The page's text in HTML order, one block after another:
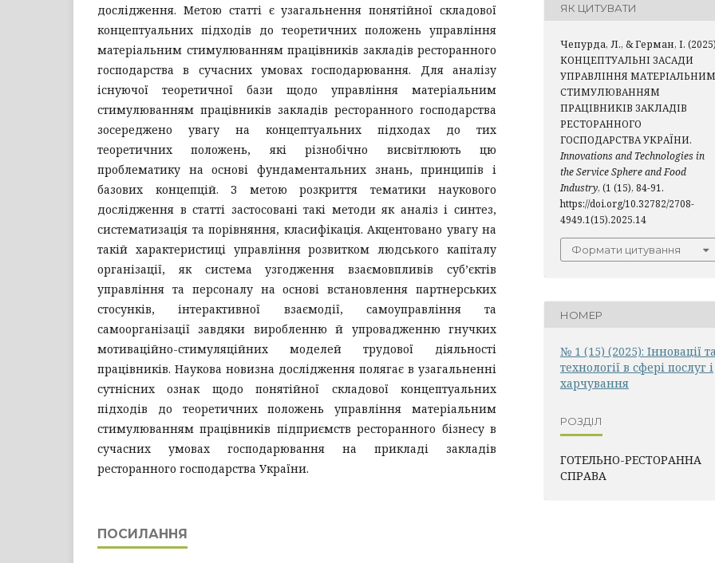
дослідження. Метою статті є узагальнення понятійної складової
концептуальних підходів до теоретичних положень управління
матеріальним стимулюванням працівників закладів ресторанного
господарства в сучасних умовах господарювання. Для аналізу
існуючої теоретичної бази щодо управління матеріальним
стимулюванням працівників закладів ресторанного господарства
зосереджено увагу на концептуальних підходах до тих
теоретичних положень, які різнобічно висвітлюють цю
проблематику на основі фундаментальних знань, принципів і
базових концепцій. З метою розкриття тематики наукового
дослідження в статті застосовані такі методи як аналіз і синтез,
систематизація та порівняння, класифікація. Акцентовано увагу на
такій характеристиці управління розвитком людського капіталу
організації, як система узгодження взаємовпливів суб’єктів
управління та персоналу на основі встановлення партнерських
стосунків, інтерактивної взаємодії, самоуправління та
самоорганізації завдяки виробленню й упровадженню гнучких
мотиваційно-стимуляційних моделей трудової діяльності
працівників. Наукова новизна дослідження полягає в узагальненні
сутнісних ознак щодо понятійної складової концептуальних
підходів до теоретичних положень управління матеріальним
стимулюванням працівників підприємств ресторанного бізнесу в
сучасних умовах господарювання на прикладі закладів
ресторанного господарства України.
ПОСИЛАННЯ
ЯК ЦИТУВАТИ
Чепурда, Л., & Герман, І.
КОНЦЕПТУАЛЬНІ ЗАСАДИ
УПРАВЛІННЯ МАТЕРІАЛЬНИМ
СТИМУЛЮВАННЯМ
ПРАЦІВНИКІВ ЗАКЛАДІВ
РЕСТОРАННОГО
ГОСПОДАРСТВА УКРАЇНИ.
Innovations and Technologies in
the Service Sphere and Food
Industry, (1 (15), 84-91.
https://doi.org/10.32782/2708-
4949.1(15).2025.14
Формати цитування
НОМЕР
№ 1 (15) (2025): Інновації
технології в сфері послуг і
харчування
РОЗДІЛ
ГОТЕЛЬНО-РЕСТОРАННА
СПРАВА